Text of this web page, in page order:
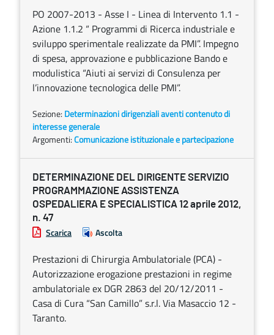
PO 2007-2013 - Asse I - Linea di Intervento 1.1 -
Azione 1.1.2 “ Programmi di Ricerca industriale e
sviluppo sperimentale realizzate da PMI”. Impegno
di spesa, approvazione e pubblicazione Bando e
modulistica “Aiuti ai servizi di Consulenza per
l’innovazione tecnologica delle PMI”.
Sezione: Determinazioni dirigenziali aventi contenuto di
interesse generale
Argomenti:Comunicazione istituzionale e partecipazione
DETERMINAZIONE DEL DIRIGENTE SERVIZIO
PROGRAMMAZIONE ASSISTENZA
OSPEDALIERA E SPECIALISTICA 12 aprile 2012,
n. 47
Scarica Ascolta
Prestazioni di Chirurgia Ambulatoriale (PCA) -
Autorizzazione erogazione prestazioni in regime
ambulatoriale ex DGR 2863 del 20/12/2011 -
Casa di Cura “San Camillo” s.r.l. Via Masaccio 12 -
Taranto.